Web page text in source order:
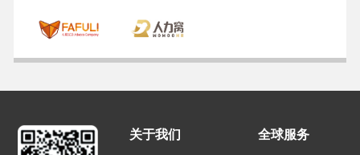
关于我们 全球服务